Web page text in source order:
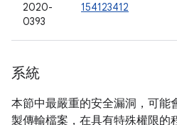
2020-
0393
154123412
系統
本節中最嚴重的安全漏洞，可能
製傳輸檔案，在具有特殊權限的